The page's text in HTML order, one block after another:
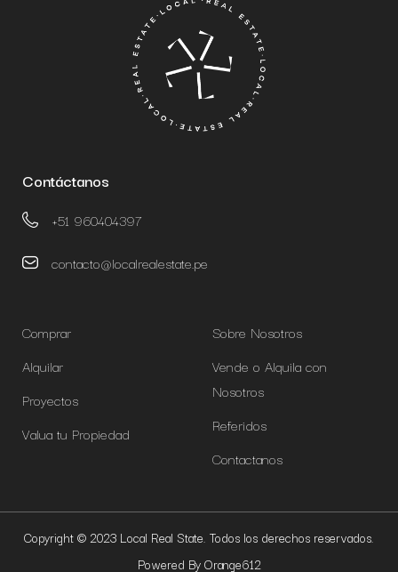
Contáctanos
+51 960404397
contacto@localrealestate.pe
Comprar
Alquilar
Proyectos
Valua tu Propiedad
Sobre Nosotros
Vende o Alquila con
Nosotros
Referidos
Contactanos
Copyright © 2023 Local Real State. Todos los derechos reservados.
Powered By Orange612